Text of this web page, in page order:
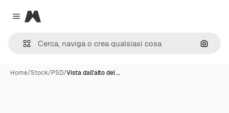
Close menu
Magnific
Cerca
Home/Stock/PSD/Vista dall'alto del …